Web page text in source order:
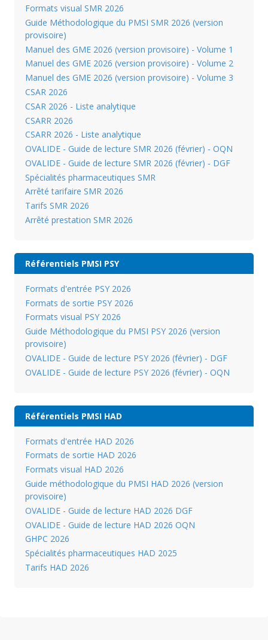
Formats visual SMR 2026
Guide Méthodologique du PMSI SMR 2026 (version
provisoire)
Manuel des GME 2026 (version provisoire) - Volume 1
Manuel des GME 2026 (version provisoire) - Volume 2
Manuel des GME 2026 (version provisoire) - Volume 3
CSAR 2026
CSAR 2026 - Liste analytique
CSARR 2026
CSARR 2026 - Liste analytique
OVALIDE - Guide de lecture SMR 2026 (février) - OQN
OVALIDE - Guide de lecture SMR 2026 (février) - DGF
Spécialités pharmaceutiques SMR
Arrêté tarifaire SMR 2026
Tarifs SMR 2026
Arrêté prestation SMR 2026
Référentiels PMSI PSY
Formats d'entrée PSY 2026
Formats de sortie PSY 2026
Formats visual PSY 2026
Guide Méthodologique du PMSI PSY 2026 (version
provisoire)
OVALIDE - Guide de lecture PSY 2026 (février) - DGF
OVALIDE - Guide de lecture PSY 2026 (février) - OQN
Référentiels PMSI HAD
Formats d'entrée HAD 2026
Formats de sortie HAD 2026
Formats visual HAD 2026
Guide méthodologique du PMSI HAD 2026 (version
provisoire)
OVALIDE - Guide de lecture HAD 2026 DGF
OVALIDE - Guide de lecture HAD 2026 OQN
GHPC 2026
Spécialités pharmaceutiques HAD 2025
Tarifs HAD 2026